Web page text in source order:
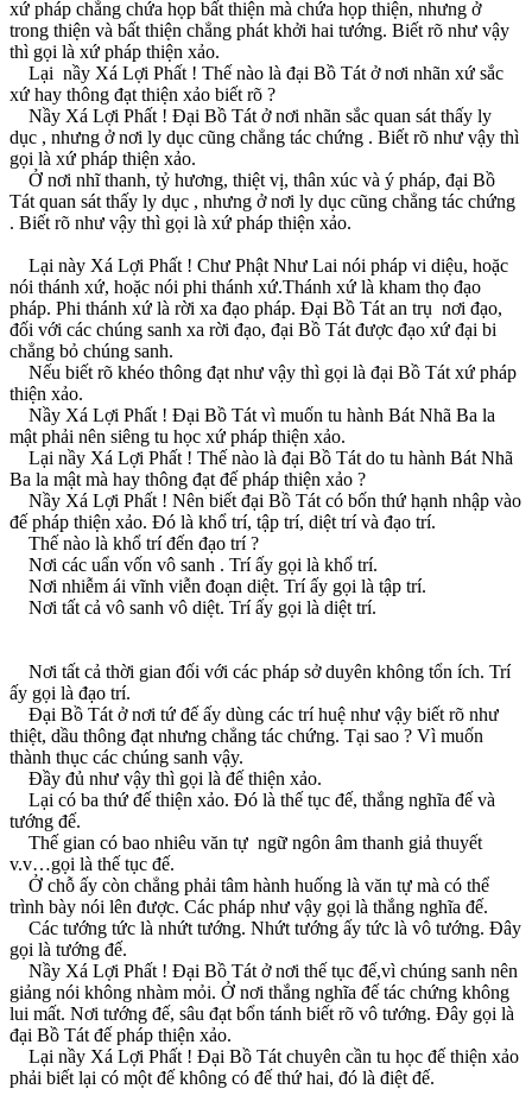
xứ pháp chẳng chứa họp bất thiện mà chứa họp thiện, nhưng ở
trong thiện và bất thiện chẳng phát khởi hai tướng. Biết rõ như vậy
thì gọi là xứ pháp thiện xảo.
Lại nầy Xá Lợi Phất ! Thế nào là đại Bồ Tát ở nơi nhãn xứ sắc
xứ hay thông đạt thiện xảo biết rõ ?
Nầy Xá Lợi Phất ! Ðại Bồ Tát ở nơi nhãn sắc quan sát thấy ly
dục , nhưng ở nơi ly dục cũng chẳng tác chứng . Biết rõ như vậy thì
gọi là xứ pháp thiện xảo.
Ở nơi nhĩ thanh, tỷ hương, thiệt vị, thân xúc và ý pháp, đại Bồ
Tát quan sát thấy ly dục , nhưng ở nơi ly dục cũng chẳng tác chứng
. Biết rõ như vậy thì gọi là xứ pháp thiện xảo.
Lại này Xá Lợi Phất ! Chư Phật Như Lai nói pháp vi diệu, hoặc
nói thánh xứ, hoặc nói phi thánh xứ.Thánh xứ là kham thọ đạo
pháp. Phi thánh xứ là rời xa đạo pháp. Ðại Bồ Tát an trụ nơi đạo,
đối với các chúng sanh xa rời đạo, đại Bồ Tát được đạo xứ đại bi
chẳng bỏ chúng sanh.
Nếu biết rõ khéo thông đạt như vậy thì gọi là đại Bồ Tát xứ pháp
thiện xảo.
Nầy Xá Lợi Phất ! Ðại Bồ Tát vì muốn tu hành Bát Nhã Ba la
mật phải nên siêng tu học xứ pháp thiện xảo.
Lại nầy Xá Lợi Phất ! Thế nào là đại Bồ Tát do tu hành Bát Nhã
Ba la mật mà hay thông đạt đế pháp thiện xảo ?
Nầy Xá Lợi Phất ! Nên biết đại Bồ Tát có bốn thứ hạnh nhập vào
đế pháp thiện xảo. Ðó là khổ trí, tập trí, diệt trí và đạo trí.
Thế nào là khổ trí đến đạo trí ?
Nơi các uẩn vốn vô sanh . Trí ấy gọi là khổ trí.
Nơi nhiễm ái vĩnh viễn đoạn diệt. Trí ấy gọi là tập trí.
Nơi tất cả vô sanh vô diệt. Trí ấy gọi là diệt trí.
Nơi tất cả thời gian đối với các pháp sở duyên không tổn ích. Trí
ấy gọi là đạo trí.
Ðại Bồ Tát ở nơi tứ đế ấy dùng các trí huệ như vậy biết rõ như
thiệt, dầu thông đạt nhưng chẳng tác chứng. Tại sao ? Vì muốn
thành thục các chúng sanh vậy.
Ðầy đủ như vậy thì gọi là đế thiện xảo.
Lại có ba thứ đế thiện xảo. Ðó là thế tục đế, thắng nghĩa đế và
tướng đế.
Thế gian có bao nhiêu văn tự ngữ ngôn âm thanh giả thuyết
v.v…gọi là thế tục đế.
Ở chỗ ấy còn chẳng phải tâm hành huống là văn tự mà có thể
trình bày nói lên được. Các pháp như vậy gọi là thắng nghĩa đế.
Các tướng tức là nhứt tướng. Nhứt tướng ấy tức là vô tướng. Ðây
gọi là tướng đế.
Nầy Xá Lợi Phất ! Ðại Bồ Tát ở nơi thế tục đế,vì chúng sanh nên
giảng nói không nhàm mỏi. Ở nơi thắng nghĩa đế tác chứng không
lui mất. Nơi tướng đế, sâu đạt bổn tánh biết rõ vô tướng. Ðây gọi là
đại Bồ Tát đế pháp thiện xảo.
Lại nầy Xá Lợi Phất ! Ðại Bồ Tát chuyên cần tu học đế thiện xảo
phải biết lại có một đế không có đế thứ hai, đó là điệt đế.